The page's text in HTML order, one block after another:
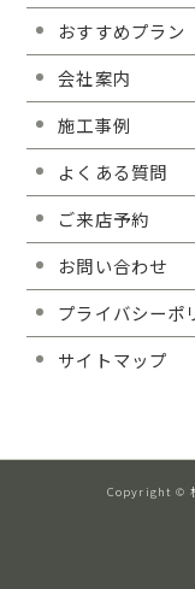
おすすめプラン
会社案内
施工事例
よくある質問
ご来店予約
お問い合わせ
プライバシーポ
サイトマップ
Copyright ©